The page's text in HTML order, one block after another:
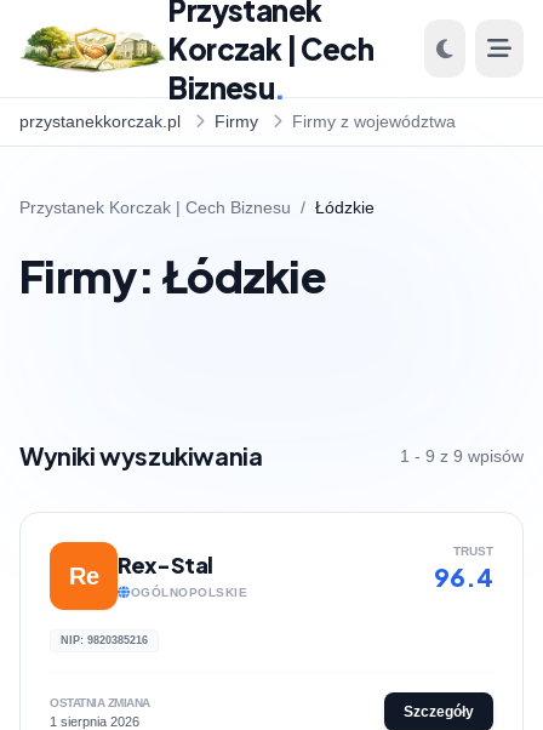
Przystanek
Korczak | Cech
Biznesu.
przystanekkorczak.pl Firmy Firmy z województwa
Przystanek Korczak | Cech Biznesu / Łódzkie
Firmy: Łódzkie
Wyniki wyszukiwania 1 - 9 z 9 wpisów
Re Rex-Stal
OGÓLNOPOLSKIE
TRUST
96.4
NIP: 9820385216
OSTATNIA ZMIANA
1 sierpnia 2026
Szczegóły